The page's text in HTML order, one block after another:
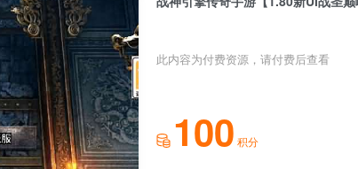
此内容为付费资源，请付费后查看
100 积分